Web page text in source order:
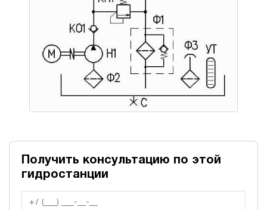
Получить консультацию по этой
гидростанции